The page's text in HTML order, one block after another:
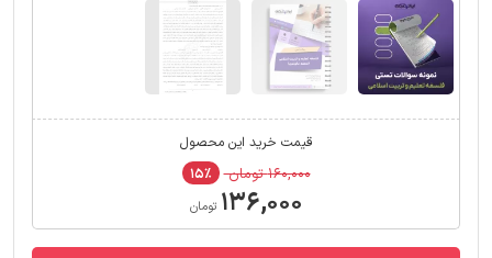
قیمت خرید این محصول
۱۶۰,۰۰۰ تومان ۱۵٪
۱۳۶,۰۰۰ تومان